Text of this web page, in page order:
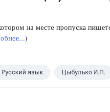
на месте пропуска
)
Русский язык Цыбулько И.П.